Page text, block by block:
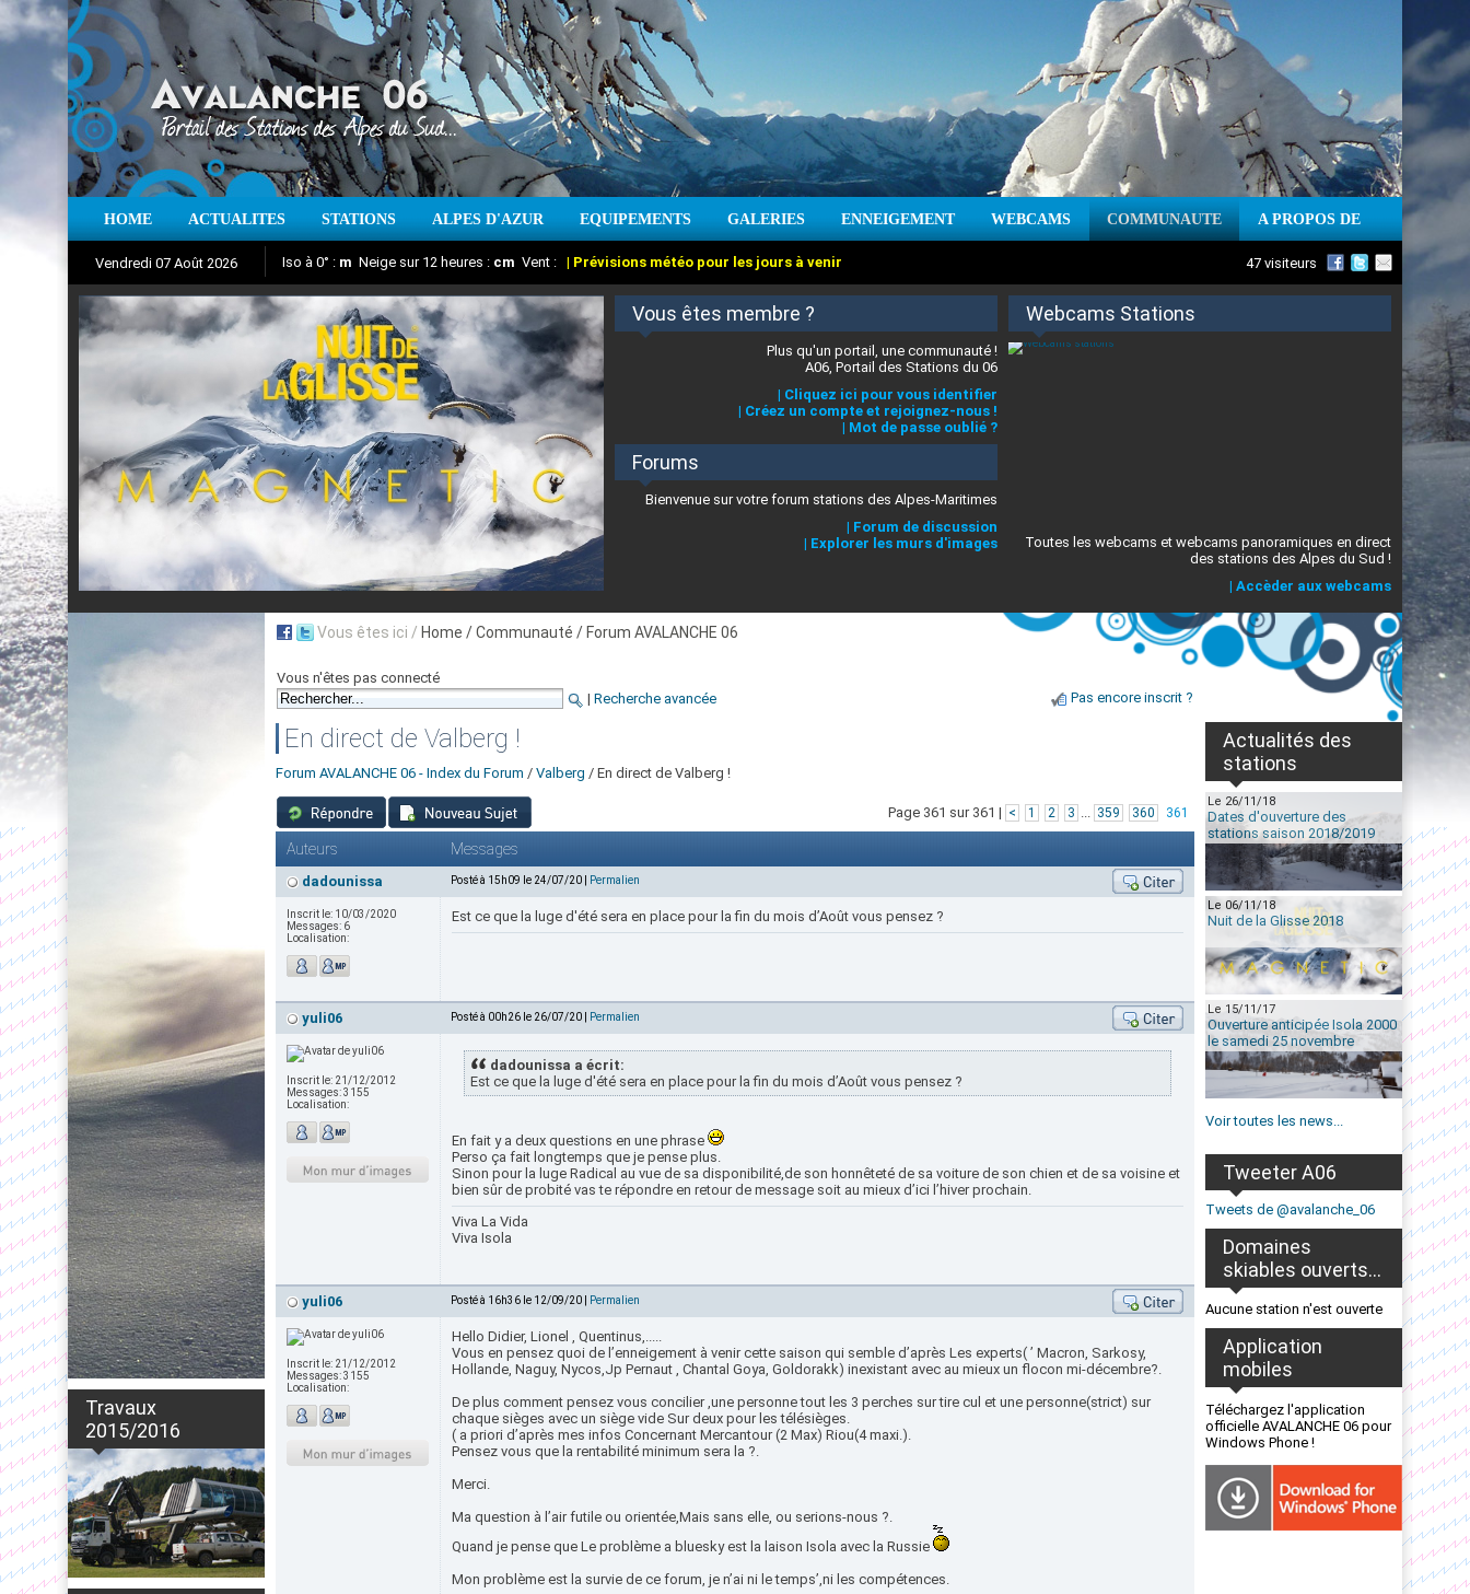
HOME ACTUALITES STATIONS ALPES D'AZUR EQUIPEMENTS GALERIES ENNEIGEMENT WEBCAMS COMMUNAUTE A PROPOS DE
Vendredi 07 Août 2026
Aujourd'hui : T° Min : °C T° Max :°C Prévisions météo pour les jours à venir
Iso à 0° : m Neige sur 12 heures : cm Vent : | Prévisions météo pour les jours à venir
Suivez en direct l'actualité des stations des Alpes-Maritimes
47 visiteurs
Nuit de la Glisse 2018 Vous êtes membre ?
Plus qu'un portail, une communauté !
A06, Portail des Stations du 06
| Cliquez ici pour vous identifier
| Créez un compte et rejoignez-nous !
| Mot de passe oublié ?
Forums
Bienvenue sur votre forum stations des Alpes-Maritimes
| Forum de discussion
| Explorer les murs d'images
Webcams Stations
Toutes les webcams et webcams panoramiques en direct
des stations des Alpes du Sud !
| Accèder aux webcams
Travaux
2015/2016
Vous êtes ici / Home / Communauté / Forum AVALANCHE 06
Vous n'êtes pas connecté
| Recherche avancée Pas encore inscrit ?
En direct de Valberg !
Forum AVALANCHE 06 - Index du Forum / Valberg / En direct de Valberg !
Page 361 sur 361 | < 1 2 3 ... 359 360 361
Auteurs Messages
dadounissa Posté à 15h09 le 24/07/20 | Permalien
Inscrit le: 10/03/2020
Messages: 6
Localisation:
Est ce que la luge d'été sera en place pour la fin du mois d’Août vous pensez ?
yuli06 Posté à 00h26 le 26/07/20 | Permalien
Inscrit le: 21/12/2012
Messages:3155
Localisation:
dadounissa a écrit:
Est ce que la luge d'été sera en place pour la fin du mois d’Août vous pensez ?
En fait y a deux questions en une phrase
Perso ça fait longtemps que je pense plus.
Sinon pour la luge Radical au vue de sa disponibilité,de son honnêteté de sa voiture de son chien et de sa voisine et
bien sûr de probité vas te répondre en retour de message soit au mieux d’ici l’hiver prochain.
Viva La Vida
Viva Isola
yuli06 Posté à 16h36 le 12/09/20 | Permalien
Inscrit le: 21/12/2012
Messages:3155
Localisation:
Hello Didier, Lionel , Quentinus,.....
Vous en pensez quoi de l’enneigement à venir cette saison qui semble d’après Les experts( ’ Macron, Sarkosy,
Hollande, Naguy, Nycos,Jp Pernaut , Chantal Goya, Goldorakk) inexistant avec au mieux un flocon mi-décembre?.
De plus comment pensez vous concilier ,une personne tout les 3 perches sur tire cul et une personne(strict) sur
chaque sièges avec un siège vide Sur deux pour les télésièges.
( a priori d’après mes infos Concernant Mercantour (2 Max) Riou(4 maxi.).
Pensez vous que la rentabilité minimum sera la ?.
Merci.
Ma question à l’air futile ou orientée,Mais sans elle, ou serions-nous ?.
Quand je pense que Le problème a bluesky est la laison Isola avec la Russie
Mon problème est la survie de ce forum, je n’ai ni le temps’,ni les compétences.
Actualités des
stations
Le 26/11/18
Dates d'ouverture des
stations saison 2018/2019
Le 06/11/18
Nuit de la Glisse 2018
Le 15/11/17
Ouverture anticipée Isola 2000
le samedi 25 novembre
Voir toutes les news...
Tweeter A06
Tweets de @avalanche_06
Domaines
skiables ouverts...
Aucune station n'est ouverte
Application
mobiles
Téléchargez l'application
officielle AVALANCHE 06 pour
Windows Phone !